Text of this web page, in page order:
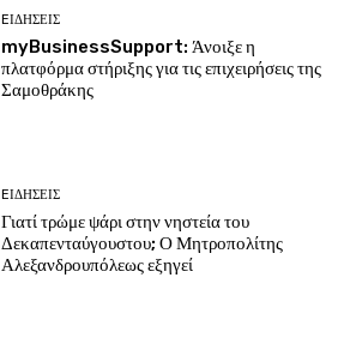
EΙΔΗΣΕΙΣ
myBusinessSupport: Άνοιξε η
πλατφόρμα στήριξης για τις επιχειρήσεις της
Σαμοθράκης
EΙΔΗΣΕΙΣ
Γιατί τρώμε ψάρι στην νηστεία του
Δεκαπενταύγουστου; Ο Μητροπολίτης
Αλεξανδρουπόλεως εξηγεί